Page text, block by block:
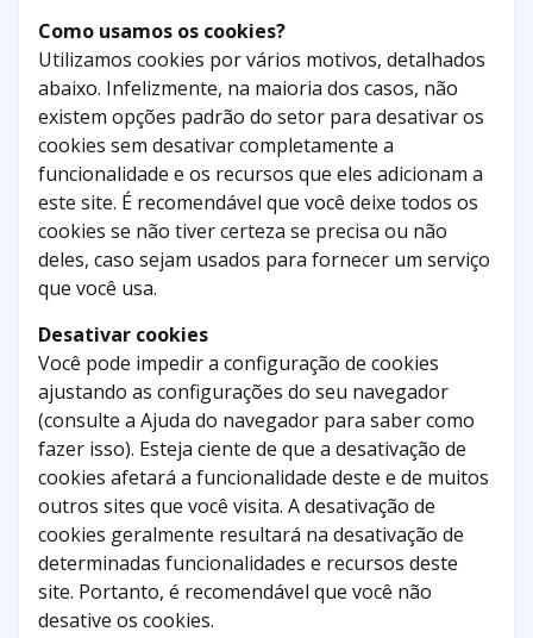
Como usamos os cookies?
Utilizamos cookies por vários motivos, detalhados
abaixo. Infelizmente, na maioria dos casos, não
existem opções padrão do setor para desativar os
cookies sem desativar completamente a
funcionalidade e os recursos que eles adicionam a
este site. É recomendável que você deixe todos os
cookies se não tiver certeza se precisa ou não
deles, caso sejam usados ​​para fornecer um serviço
que você usa.
Desativar cookies
Você pode impedir a configuração de cookies
ajustando as configurações do seu navegador
(consulte a Ajuda do navegador para saber como
fazer isso). Esteja ciente de que a desativação de
cookies afetará a funcionalidade deste e de muitos
outros sites que você visita. A desativação de
cookies geralmente resultará na desativação de
determinadas funcionalidades e recursos deste
site. Portanto, é recomendável que você não
desative os cookies.